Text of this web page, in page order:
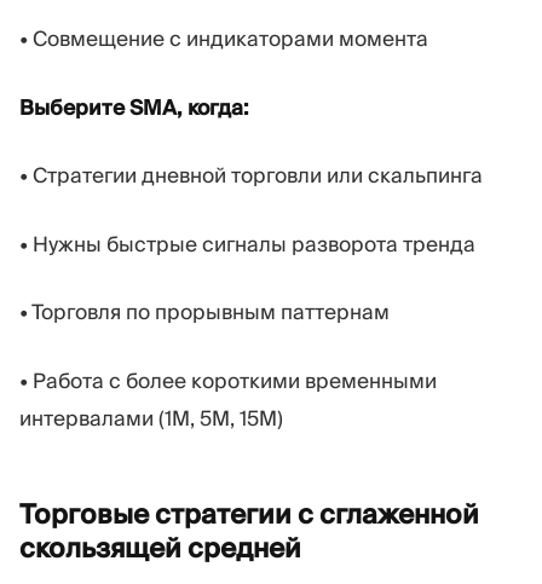
• Совмещение с индикаторами момента
Выберите SMA, когда:
• Стратегии дневной торговли или скальпинга
• Нужны быстрые сигналы разворота тренда
• Торговля по прорывным паттернам
• Работа с более короткими временными
интервалами (1M, 5M, 15M)
Торговые стратегии с сглаженной
скользящей средней